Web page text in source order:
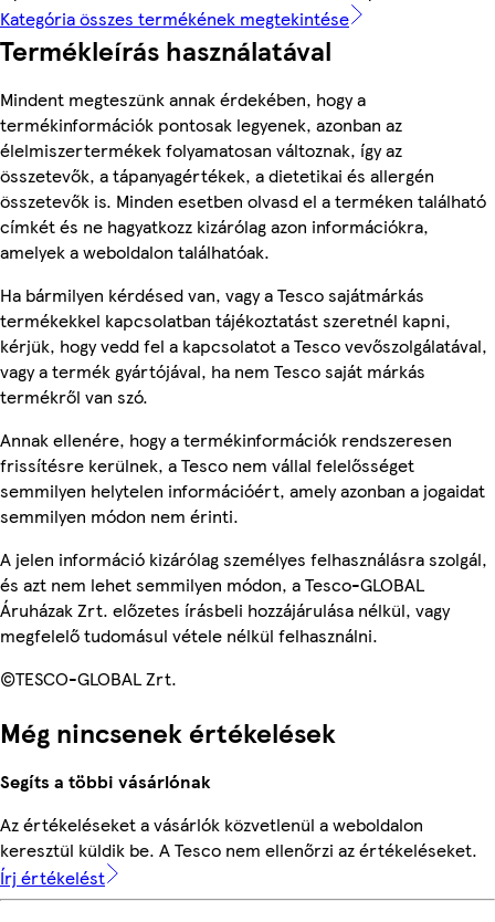
Kategória összes termékének megtekintése
Termékleírás használatával
Mindent megteszünk annak érdekében, hogy a
termékinformációk pontosak legyenek, azonban az
élelmiszertermékek folyamatosan változnak, így az
összetevők, a tápanyagértékek, a dietetikai és allergén
összetevők is. Minden esetben olvasd el a terméken található
címkét és ne hagyatkozz kizárólag azon információkra,
amelyek a weboldalon találhatóak.
Ha bármilyen kérdésed van, vagy a Tesco sajátmárkás
termékekkel kapcsolatban tájékoztatást szeretnél kapni,
kérjük, hogy vedd fel a kapcsolatot a Tesco vevőszolgálatával,
vagy a termék gyártójával, ha nem Tesco saját márkás
termékről van szó.
Annak ellenére, hogy a termékinformációk rendszeresen
frissítésre kerülnek, a Tesco nem vállal felelősséget
semmilyen helytelen információért, amely azonban a jogaidat
semmilyen módon nem érinti.
A jelen információ kizárólag személyes felhasználásra szolgál,
és azt nem lehet semmilyen módon, a Tesco-GLOBAL
Áruházak Zrt. előzetes írásbeli hozzájárulása nélkül, vagy
megfelelő tudomásul vétele nélkül felhasználni.
©TESCO-GLOBAL Zrt.
Még nincsenek értékelések
Segíts a többi vásárlónak
Az értékeléseket a vásárlók közvetlenül a weboldalon
keresztül küldik be. A Tesco nem ellenőrzi az értékeléseket.
Írj értékelést